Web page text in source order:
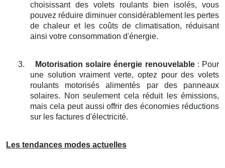
choisissant des volets roulants bien isolés, vous
pouvez réduire diminuer considérablement les pertes
de chaleur et les coûts de climatisation, réduisant
ainsi votre consommation d'énergie.
3. Motorisation solaire énergie renouvelable: Pour
une solution vraiment verte, optez pour des volets
roulants motorisés alimentés par des panneaux
solaires. Non seulement cela réduit les émissions,
mais cela peut aussi offrir des économies réductions
sur les factures d'électricité.
Les tendances modes actuelles